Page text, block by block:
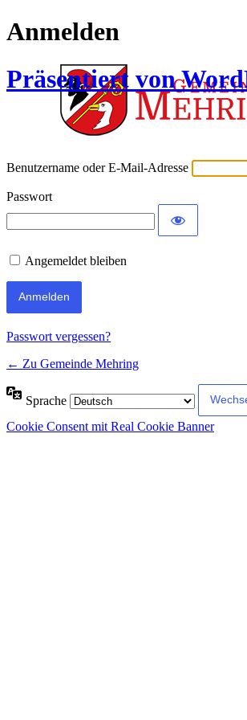
Anmelden
Präsentiert von
Benutzername oder E-Mail-Adresse
Passwort
Angemeldet bleiben
Alternative:
Passwort vergessen?
← Zu Gemeinde Mehring
Sprache
Cookie Consent mit Real Cookie Banner